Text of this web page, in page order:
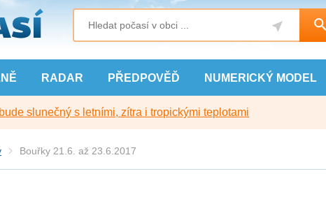
RADAR PŘEDPOVĚĎ NUMERICKÝ MODEL
slunečný s letními, zítra i tropickými teplotami
Bouřky 21.6. až 23.6.2017